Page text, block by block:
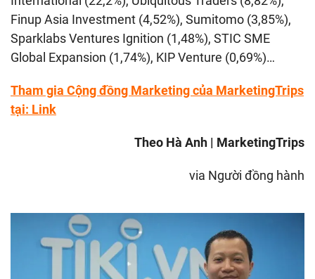
Finup Asia Investment (4,52%), Sumitomo (3,85%),
Sparklabs Ventures Ignition (1,48%), STIC SME
Global Expansion (1,74%), KIP Venture (0,69%)…
Tham gia Cộng đồng Marketing của MarketingTrips
tại: Link
Theo Hà Anh | MarketingTrips
via Người đồng hành